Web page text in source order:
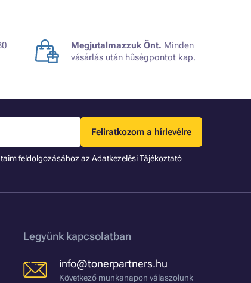
Megjutalmazzuk Önt. Minden
vásárlás után hűségpontot kap.
Feliratkozom a hírlevélre
feldolgozásához azAdatkezelési Tájékoztató
Legyünk kapcsolatban
info@tonerpartners.hu
Következő munkanapon válaszolunk